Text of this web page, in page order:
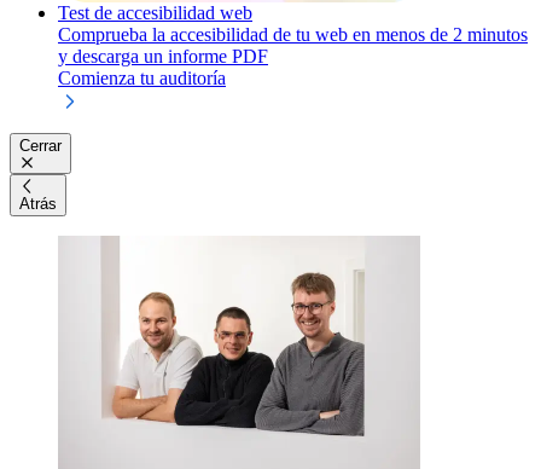
Test de accesibilidad web
Comprueba la accesibilidad de tu web en menos de 2 minutos
y descarga un informe PDF
Comienza tu auditoría
Cerrar
Atrás